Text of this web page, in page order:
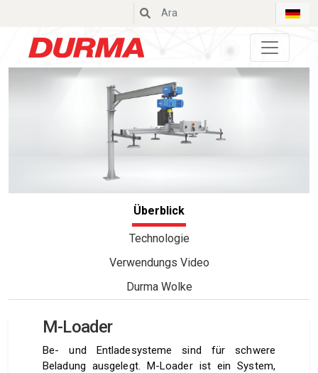
Durmazlar
Überblick
Technologie
Verwendungs Video
Durma Wolke
M-Loader
Be- und Entladesysteme sind für schwere
Beladung ausgelegt. M-Loader ist ein System,